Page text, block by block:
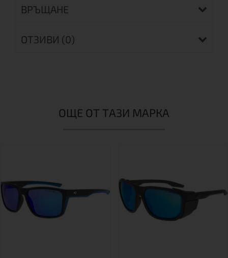
ВРЪЩАНЕ
ОТЗИВИ (0)
ОЩЕ ОТ ТАЗИ МАРКА